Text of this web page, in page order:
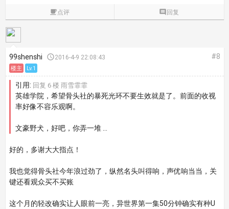
点评  回复
99shenshi 2016-4-9 22:08:43 #8
楼主 Lv.1
引用: 回复 6 楼 雨雪霏霏
英雄学院，希望骨头社的暴死光环不要生效就是了。前面的收视
率好像不容乐观啊。
文豪野犬，好吧，你弄一堆 ...
好的，多谢大大指点！
我也觉得骨头社今年浪过劲了，纵然名头叫得响，声优响当当，关
键还看观众买不买账
这个月的轻改确实让人眼前一亮，异世界第一集50分钟确实有种U